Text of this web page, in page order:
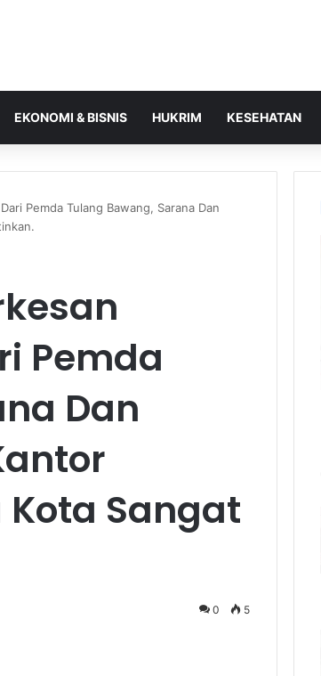
EKONOMI & BISNIS HUKRIM KESEHATAN
Pemda Tulang Bawang, Sarana Dan
Pemda
Dan
Sangat
0 5